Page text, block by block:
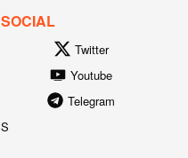
Twitter
Youtube
Telegram